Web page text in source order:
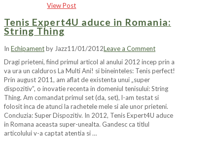
View Post
Tenis Expert4U aduce in Romania:
String Thing
In Echipamentby Jazz11/01/2012Leave a Comment
Dragi prieteni, fiind primul articol al anului 2012 incep prin a
va ura un calduros La Multi Ani! si bineinteles: Tenis perfect!
Prin august 2011, am aflat de existenta unui „super
dispozitiv”, o inovatie recenta in domeniul tenisului: String
Thing. Am comandat primul set (da, set), l-am testat si
folosit inca de atunci la rachetele mele si ale unor prieteni.
Concluzia: Super Dispozitiv. In 2012, Tenis Expert4U aduce
in Romana aceasta super-unealta. Gandesc ca titlul
articolului v-a captat atentia si …